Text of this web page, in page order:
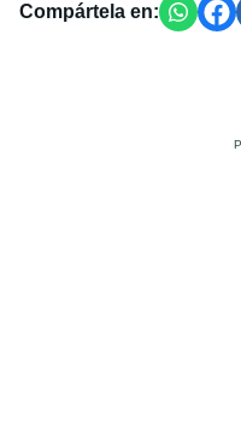
Compártela en: